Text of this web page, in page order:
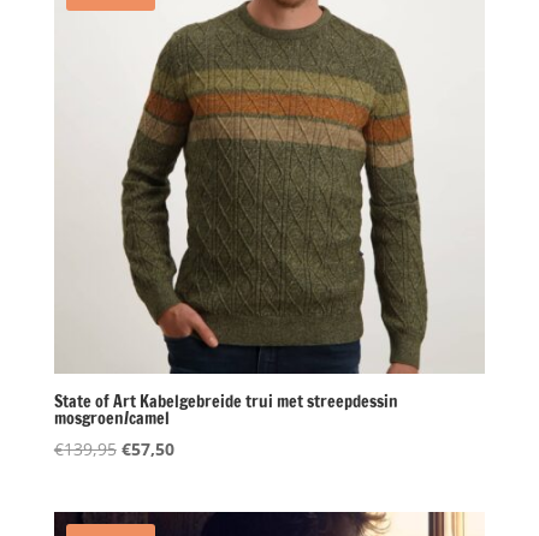
State of Art Kabelgebreide trui met streepdessin
mosgroen/camel
€139,95 Oorspronkelijke
€139,95.
€57,50Huidige
€57,50.